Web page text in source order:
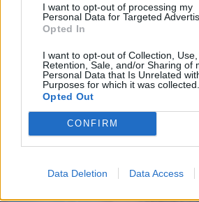
I want to opt-out of processing my
Personal Data for Targeted
Opted In
I want to opt-out of Collection, Use,
Retention, Sale, and/or Sharing of
Personal Data that Is Unrelated
Purposes for which it was collected.
Opted Out
CONFIRM
Data Deletion Data Access